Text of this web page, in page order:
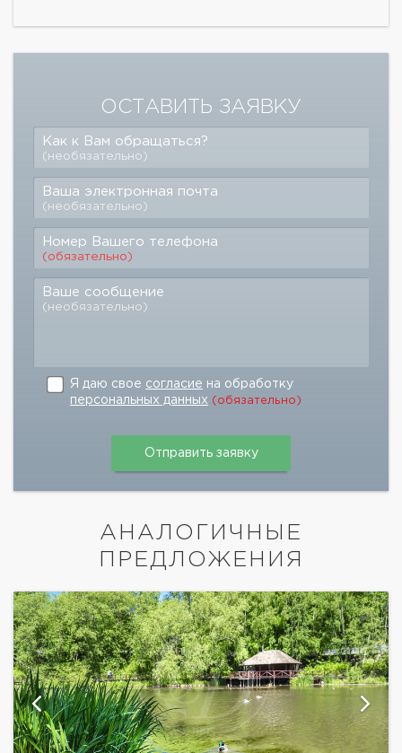
ОСТАВИТЬ ЗАЯВКУ
Как к Вам обращаться?
(необязательно)
Ваша электронная почта
(необязательно)
Номер Вашего телефона
(обязательно)
Ваше сообщение
(необязательно)
Я даю свое согласие на обработку
персональных данных (обязательно)
АНАЛОГИЧНЫЕ
ПРЕДЛОЖЕНИЯ